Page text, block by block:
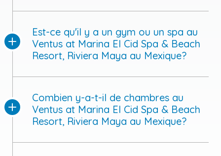
Est-ce qu'il y a un gym ou un spa au
Ventus at Marina El Cid Spa & Beach
Resort, Riviera Maya au Mexique?
Combien y-a-t-il de chambres au
Ventus at Marina El Cid Spa & Beach
Resort, Riviera Maya au Mexique?